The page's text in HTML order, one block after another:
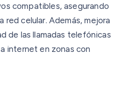
compatibles, asegurando
red celular. Además, mejora
de las llamadas telefónicas
internet en zonas con